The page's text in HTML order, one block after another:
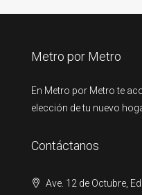
Metro por Metro
En Metro por Metro te
elección de tu nuevo
Contáctanos
Ave. 12 de Octubre,